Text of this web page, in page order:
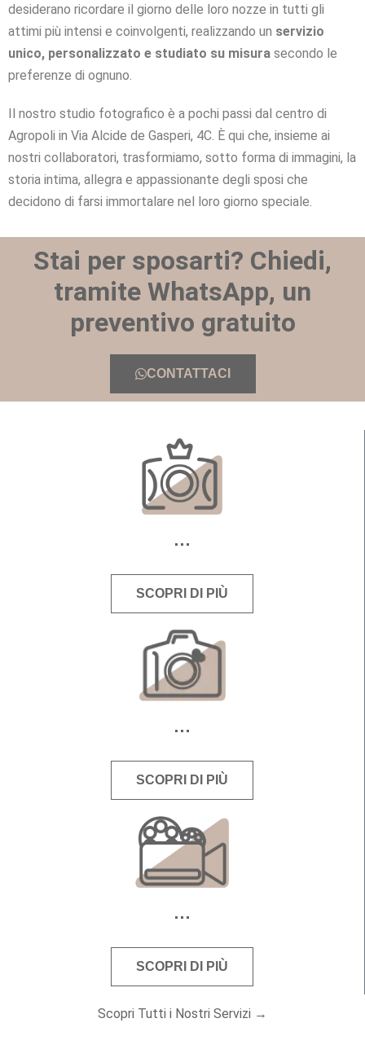
desiderano ricordare il giorno delle loro nozze in tutti gli
attimi più intensi e coinvolgenti, realizzando un servizio
unico, personalizzato e studiato su misura secondo le
preferenze di ognuno.
Il nostro studio fotografico è a pochi passi dal centro di
Agropoli in Via Alcide de Gasperi, 4C. È qui che, insieme ai
nostri collaboratori, trasformiamo, sotto forma di immagini, la
storia intima, allegra e appassionante degli sposi che
decidono di farsi immortalare nel loro giorno speciale.
Stai per sposarti? Chiedi,
tramite WhatsApp, un
preventivo gratuito
CONTATTACI
SCOPRI DI PIÙ
SCOPRI DI PIÙ
SCOPRI DI PIÙ
Scopri Tutti i Nostri Servizi →